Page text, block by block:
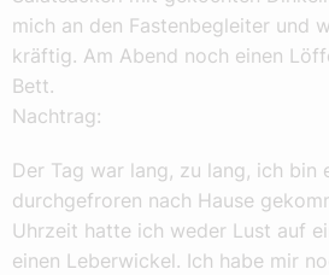
mich an den Fastenbegleiter und
kräftig. Am Abend noch einen
Bett.
Nachtrag:
Der Tag war lang, zu lang, ich bin
durchgefroren nach Hause
Uhrzeit hatte ich weder Lust auf
einen Leberwickel. Ich habe mir